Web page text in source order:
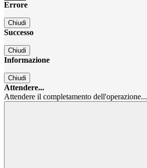
Errore
Chiudi
Successo
Chiudi
Informazione
Chiudi
Attendere...
Attendere il completamento dell'operazione...